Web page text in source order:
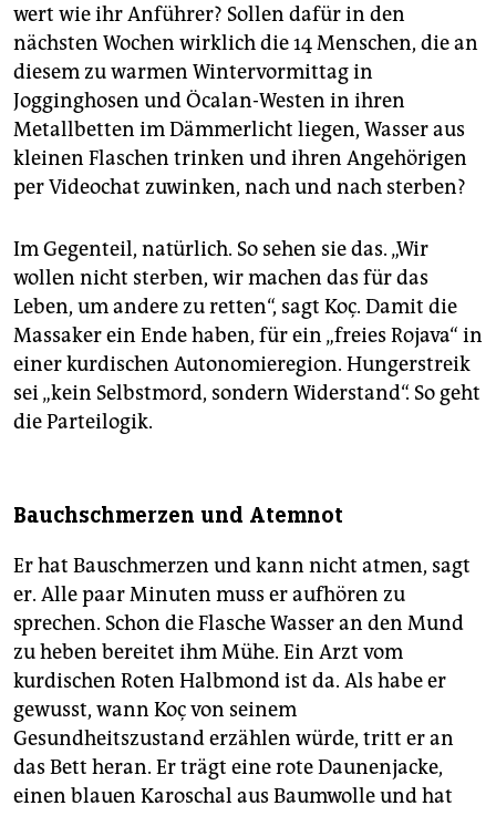
wert wie ihr Anführer? Sollen dafür in den
nächsten Wochen wirklich die 14 Menschen, die an
diesem zu warmen Wintervormittag in
Jogginghosen und Öcalan-Westen in ihren
Metallbetten im Dämmerlicht liegen, Wasser aus
kleinen Flaschen trinken und ihren Angehörigen
per Videochat zuwinken, nach und nach sterben?
Im Gegenteil, natürlich. So sehen sie das. „Wir
wollen nicht sterben, wir machen das für das
Leben, um andere zu retten“, sagt Koç. Damit die
Massaker ein Ende haben, für ein „freies Rojava“ in
einer kurdischen Autonomieregion. Hungerstreik
sei „kein Selbstmord, sondern Widerstand“. So geht
die Parteilogik.
Bauchschmerzen und Atemnot
Er hat Bauschmerzen und kann nicht atmen, sagt
er. Alle paar Minuten muss er aufhören zu
sprechen. Schon die Flasche Wasser an den Mund
zu heben bereitet ihm Mühe. Ein Arzt vom
kurdischen Roten Halbmond ist da. Als habe er
gewusst, wann Koç von seinem
Gesundheitszustand erzählen würde, tritt er an
das Bett heran. Er trägt eine rote Daunenjacke,
einen blauen Karoschal aus Baumwolle und hat